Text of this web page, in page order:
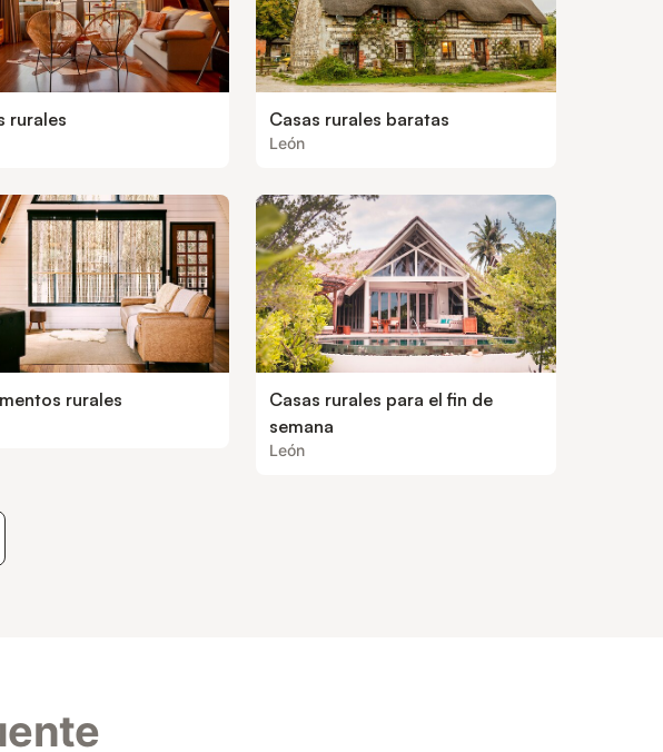
rurales Casas rurales baratas
León
rurales
Casas rurales para el fin de
semana
León